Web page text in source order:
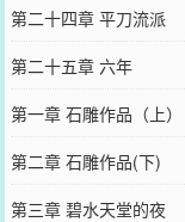
第二十四章 平刀流派
第二十五章 六年
第一章 石雕作品（上）
第二章 石雕作品(下)
第三章 碧水天堂的夜